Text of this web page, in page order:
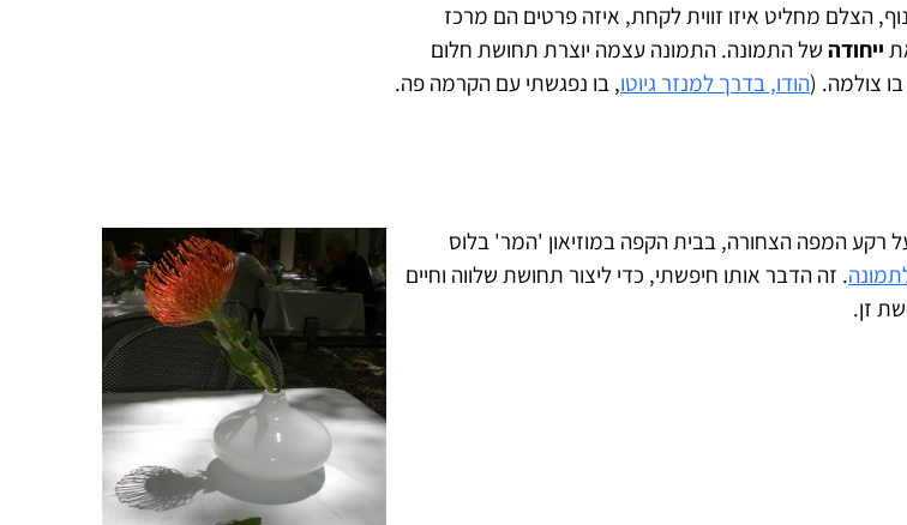
הצלם מחליט איזו זווית לקחת, איזה פרטים הם מרכז
ייחודה של התמונה. התמונה עצמה יוצרת תחושת חלום
צולמה. (הודו, בדרך למנזר גיוטו, בו נפגשתי עם הקרמה פה.
רקע המפה הצחורה, בבית הקפה במוזיאון 'המר' בלוס
. זה הדבר אותו חיפשתי, כדי ליצור תחושת שלווה וחיים
זן.